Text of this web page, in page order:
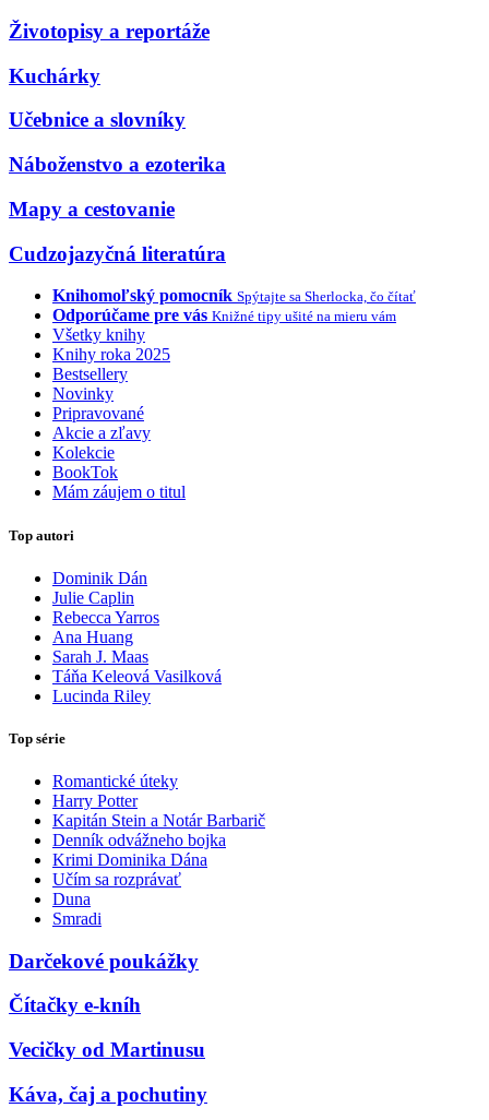
Životopisy a reportáže
Kuchárky
Učebnice a slovníky
Náboženstvo a ezoterika
Mapy a cestovanie
Cudzojazyčná literatúra
Knihomoľský pomocník Spýtajte sa Sherlocka, čo čítať
Odporúčame pre vás Knižné tipy ušité na mieru vám
Všetky knihy
Knihy roka 2025
Bestsellery
Novinky
Pripravované
Akcie a zľavy
Kolekcie
BookTok
Mám záujem o titul
Top autori
Dominik Dán
Julie Caplin
Rebecca Yarros
Ana Huang
Sarah J. Maas
Táňa Keleová Vasilková
Lucinda Riley
Top série
Romantické úteky
Harry Potter
Kapitán Stein a Notár Barbarič
Denník odvážneho bojka
Krimi Dominika Dána
Učím sa rozprávať
Duna
Smradi
Darčekové poukážky
Čítačky e-kníh
Vecičky od Martinusu
Káva, čaj a pochutiny